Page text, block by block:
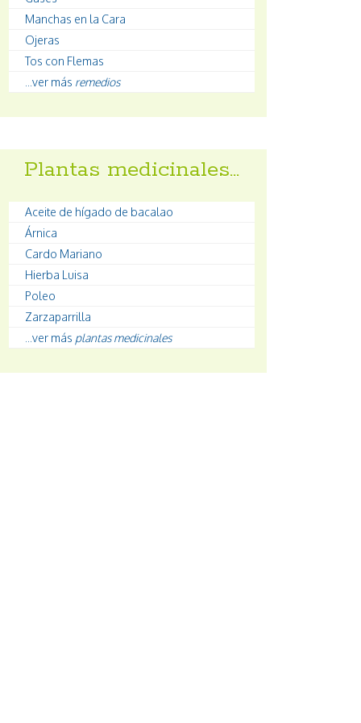
Manchas en la Cara
Ojeras
Tos con Flemas
...ver más remedios
Plantas medicinales…
Aceite de hígado de bacalao
Árnica
Cardo Mariano
Hierba Luisa
Poleo
Zarzaparrilla
...ver más plantas medicinales